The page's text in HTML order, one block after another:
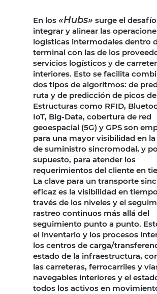
En los «Hubs» surge el
integrar y alinear las
logísticas intermodales dentro
terminal con las de los
servicios logísticos y de
interiores. Esto se facilita
dos tipos de algoritmos: de
ruta y de predicción de picos
Estructuras como RFID,
IoT, Big-Data, cobertura de red
geoespacial (5G) y GPS son
para una mayor visibilidad en la
de suministro sincromodal, y
supuesto, para atender los
requerimientos del cliente en
La clave para un transporte
eficaz es la visibilidad en
través de los niveles y el
rastreo continuos más allá del
seguimiento punto a punto.
el inventario y los procesos
los centros de carga/
estado de la infraestructura,
las carreteras, ferrocarriles y
navegables interiores y el
todos los activos en